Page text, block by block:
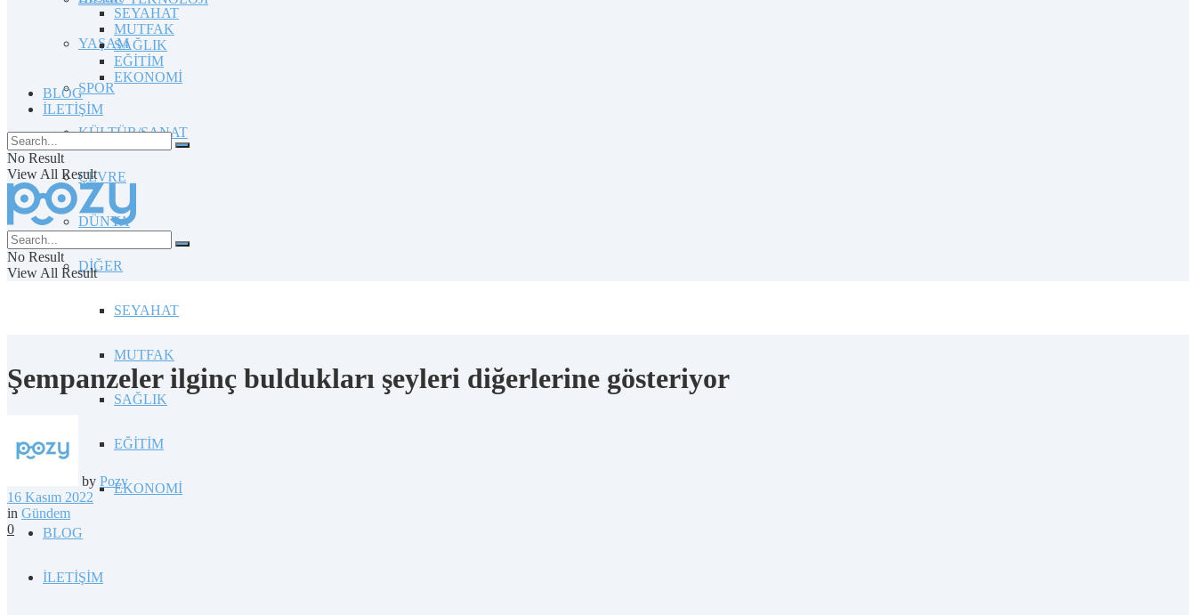
YAŞAM
SPOR
KÜLTÜR/SANAT
ÇEVRE
DÜNYA
DİĞER
SEYAHAT
MUTFAK
SAĞLIK
EĞİTİM
EKONOMİ
BLOG
İLETİŞİM
SEYAHAT
MUTFAK
SAĞLIK
EĞİTİM
EKONOMİ
BLOG
İLETİŞİM
No Result
View All Result
No Result
View All Result
Şempanzeler ilginç buldukları şeyleri diğerlerine gösteriyor
by Pozy
16 Kasım 2022
in Gündem
0